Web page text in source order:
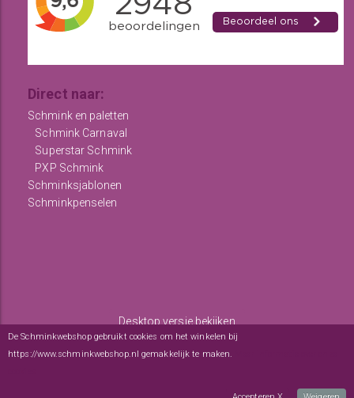
Direct naar:
Schmink en paletten
Schmink Carnaval
Superstar Schmink
PXP Schmink
Schminksjablonen
Schminkpenselen
Desktop versie bekijken
De Schminkwebshop gebruikt cookies om het winkelen bij
https://www.schminkwebshop.nl gemakkelijk te maken.